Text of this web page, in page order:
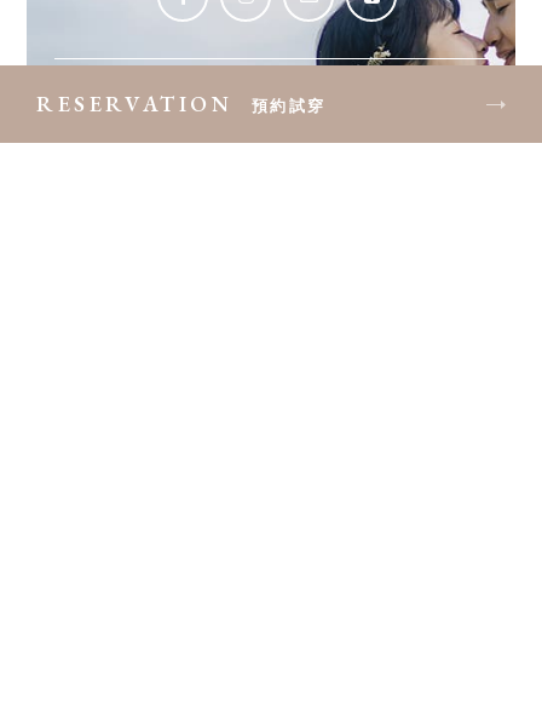
RESERVATION 預約試穿
聯絡電話：0981304288
台北市大同區民族西路174號2樓